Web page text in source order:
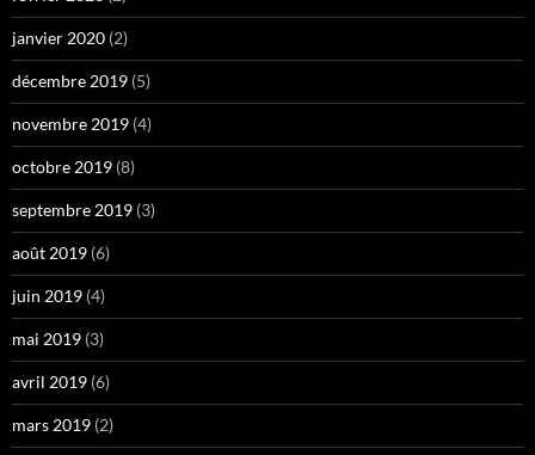
janvier 2020 (2)
décembre 2019 (5)
novembre 2019 (4)
octobre 2019 (8)
septembre 2019 (3)
août 2019 (6)
juin 2019 (4)
mai 2019 (3)
avril 2019 (6)
mars 2019 (2)